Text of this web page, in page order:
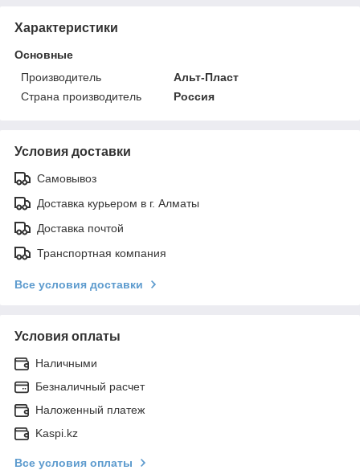
Характеристики
Основные
Производитель
Альт-Пласт
Страна производитель
Россия
Условия доставки
Самовывоз
Доставка курьером в г. Алматы
Доставка почтой
Транспортная компания
Все условия доставки
Условия оплаты
Наличными
Безналичный расчет
Наложенный платеж
Kaspi.kz
Все условия оплаты